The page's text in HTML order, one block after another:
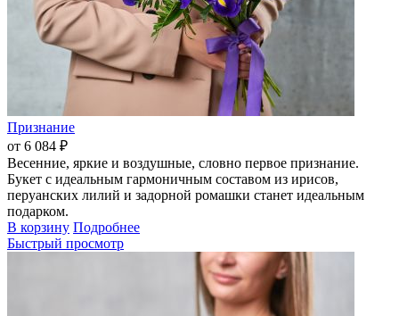
Признание
от 6 084 ₽
Весенние, яркие и воздушные, словно первое признание.
Букет с идеальным гармоничным составом из ирисов,
перуанских лилий и задорной ромашки станет идеальным
подарком.
В корзину Подробнее
Быстрый просмотр